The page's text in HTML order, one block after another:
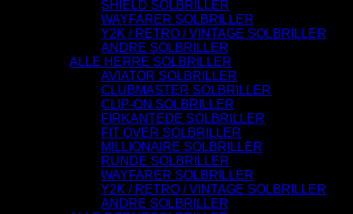
SHIELD SOLBRILLER
WAYFARER SOLBRILLER
Y2K / RETRO / VINTAGE SOLBRILLER
ANDRE SOLBRILLER
ALLE HERRE SOLBRILLER
AVIATOR SOLBRILLER
CLUBMASTER SOLBRILLER
CLIP-ON SOLBRILLER
FIRKANTEDE SOLBRILLER
FIT OVER SOLBRILLER
MILLIONAIRE SOLBRILLER
RUNDE SOLBRILLER
WAYFARER SOLBRILLER
Y2K / RETRO / VINTAGE SOLBRILLER
ANDRE SOLBRILLER